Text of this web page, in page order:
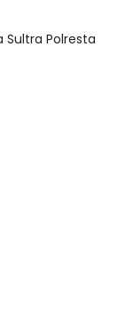
Sultra Polresta